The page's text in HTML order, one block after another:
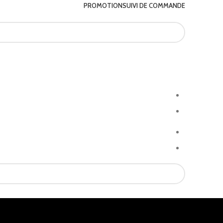
PROMOTIONSUIVI DE COMMANDE